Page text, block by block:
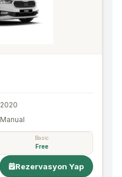
2020
Manual
Basic
Free
Rezervasyon Yap